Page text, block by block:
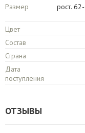
Размер
рост.
Цвет
Состав
Страна
Дата
поступления
ОТЗЫВЫ